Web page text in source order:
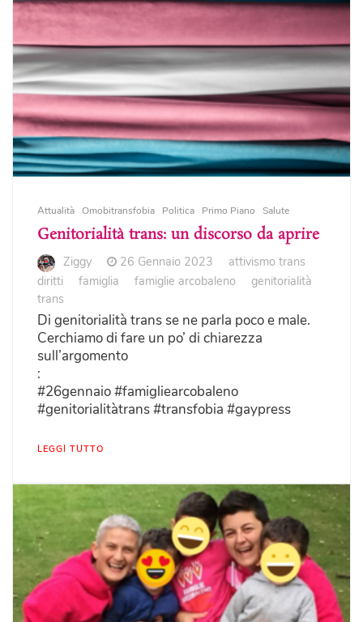
Attualità Omobitransfobia Politica Primo Piano Salute
Genitorialità trans: un discorso da aprire
Ziggy 26 Gennaio 2023
attivismo trans
diritti
famiglia famiglie arcobaleno
genitorialità
trans
Di genitorialità trans se ne parla poco e male.
Cerchiamo di fare un po’ di chiarezza
sull’argomento
:
#26gennaio #famigliearcobaleno
#genitorialitàtrans #transfobia #gaypress
LEGGI TUTTO